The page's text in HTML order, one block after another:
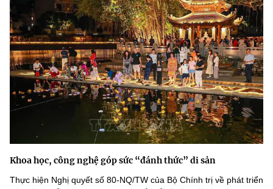
Khoa học, công nghệ góp sức “đánh thức” di sản
Thực hiện Nghị quyết số 80-NQ/TW của Bộ Chính trị về phát triển